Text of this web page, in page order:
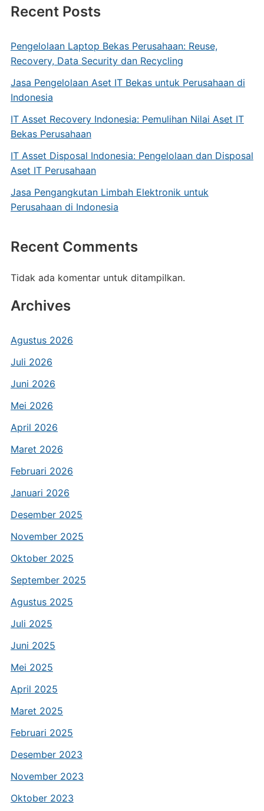
Recent Posts
Pengelolaan Laptop Bekas Perusahaan: Reuse,
Recovery, Data Security dan Recycling
Jasa Pengelolaan Aset IT Bekas untuk Perusahaan di
Indonesia
IT Asset Recovery Indonesia: Pemulihan Nilai Aset IT
Bekas Perusahaan
IT Asset Disposal Indonesia: Pengelolaan dan Disposal
Aset IT Perusahaan
Jasa Pengangkutan Limbah Elektronik untuk
Perusahaan di Indonesia
Recent Comments
Tidak ada komentar untuk ditampilkan.
Archives
Agustus 2026
Juli 2026
Juni 2026
Mei 2026
April 2026
Maret 2026
Februari 2026
Januari 2026
Desember 2025
November 2025
Oktober 2025
September 2025
Agustus 2025
Juli 2025
Juni 2025
Mei 2025
April 2025
Maret 2025
Februari 2025
Desember 2023
November 2023
Oktober 2023